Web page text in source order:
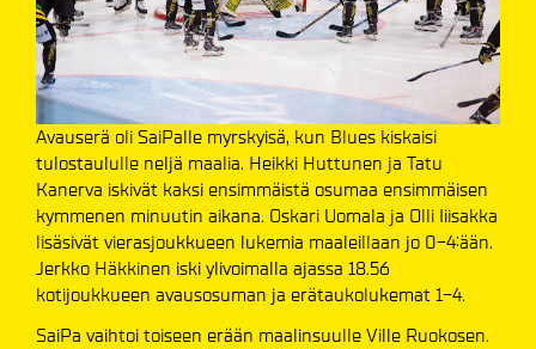
Avauserä oli SaiPalle myrskyisä, kun Blues kiskaisi
tulostaululle neljä maalia. Heikki Huttunen ja Tatu
Kanerva iskivät kaksi ensimmäistä osumaa ensimmäisen
kymmenen minuutin aikana. Oskari Uomala ja Olli Iiisakka
lisäsivät vierasjoukkueen lukemia maaleillaan jo 0-4:ään.
Jerkko Häkkinen iski ylivoimalla ajassa 18.56
kotijoukkueen avausosuman ja erätaukolukemat 1-4.
SaiPa vaihtoi toiseen erään maalinsuulle Ville Ruokosen.